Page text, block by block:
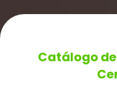
Catálogo